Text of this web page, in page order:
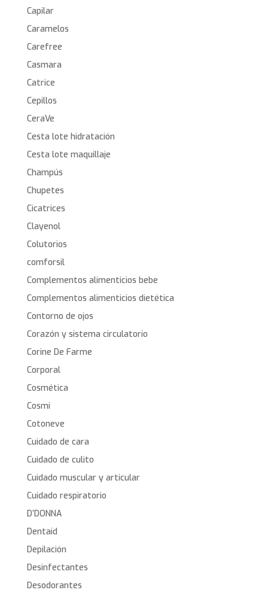
Capilar
Caramelos
Carefree
Casmara
Catrice
Cepillos
CeraVe
Cesta lote hidratación
Cesta lote maquillaje
Champús
Chupetes
Cicatrices
Clayenol
Colutorios
comforsil
Complementos alimenticios bebe
Complementos alimenticios dietética
Contorno de ojos
Corazón y sistema circulatorio
Corine De Farme
Corporal
Cosmética
Cosmi
Cotoneve
Cuidado de cara
Cuidado de culito
Cuidado muscular y articular
Cuidado respiratorio
D’DONNA
Dentaid
Depilación
Desinfectantes
Desodorantes